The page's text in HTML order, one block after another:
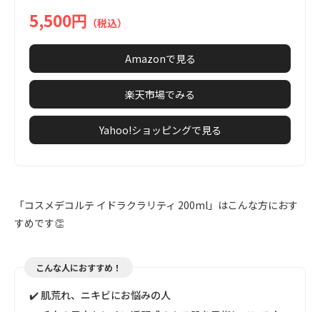
5,500円 （税込）
Amazonで見る
楽天市場でみる
Yahoo!ショッピングで見る
「コスメデコルテ イドラクラリティ 200ml」はこんな方におす
すめです👏
こんな人におすすめ！
✔️ 肌荒れ、ニキビにお悩みの人